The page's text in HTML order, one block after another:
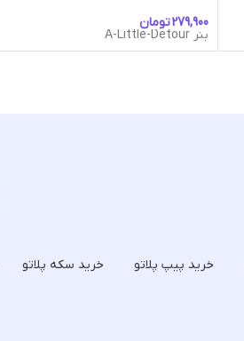
تومان
بنر A-Little-Detour
خرید پیپ پلاتو خرید سکه پلاتو